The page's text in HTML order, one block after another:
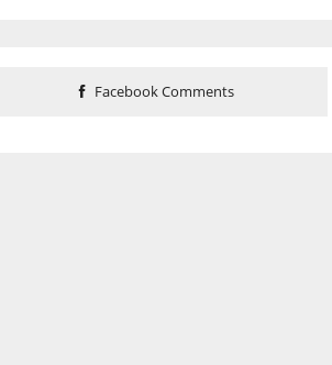
Facebook Comments